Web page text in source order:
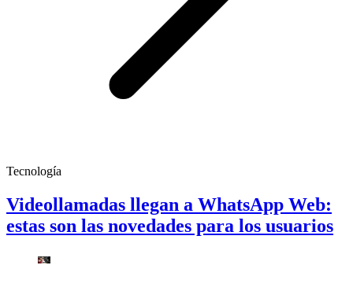
Tecnología
Videollamadas llegan a WhatsApp Web:
estas son las novedades para los usuarios